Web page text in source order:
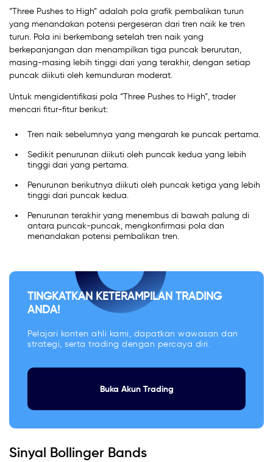
“Three Pushes to High” adalah pola grafik pembalikan turun
yang menandakan potensi pergeseran dari tren naik ke tren
turun. Pola ini berkembang setelah tren naik yang
berkepanjangan dan menampilkan tiga puncak berurutan,
masing-masing lebih tinggi dari yang terakhir, dengan setiap
puncak diikuti oleh kemunduran moderat.
Untuk mengidentifikasi pola “Three Pushes to High”, trader
mencari fitur-fitur berikut:
Tren naik sebelumnya yang mengarah ke puncak pertama.
Sedikit penurunan diikuti oleh puncak kedua yang lebih
tinggi dari yang pertama.
Penurunan berikutnya diikuti oleh puncak ketiga yang lebih
tinggi dari puncak kedua.
Penurunan terakhir yang menembus di bawah palung di
antara puncak-puncak, mengkonfirmasi pola dan
menandakan potensi pembalikan tren.
TINGKATKAN KETERAMPILAN TRADING
ANDA!
Pelajari konten ahli kami, dapatkan wawasan dan
strategi, serta trading dengan percaya diri.
Buka Akun Trading
Sinyal Bollinger Bands